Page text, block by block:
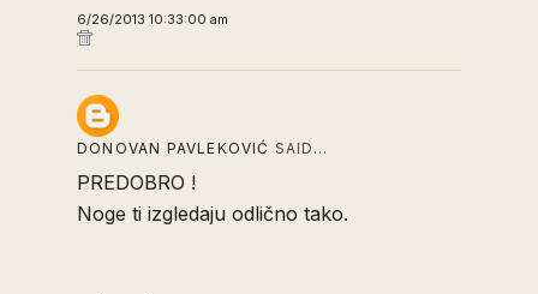
6/26/2013 10:33:00 am
DONOVAN PAVLEKOVIĆ SAID…
PREDOBRO !
Noge ti izgledaju odlično tako.